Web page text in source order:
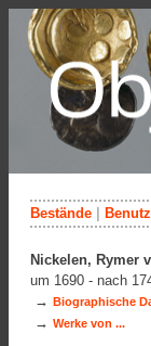
Bestände
Nickelen, Rymer
um 1690 - nach
→ Biographische
→ Werke von ...